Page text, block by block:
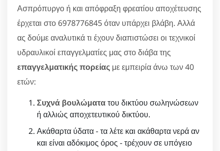
Ασπρόπυργο ή και απόφραξη φρεατίου αποχέτευσης
έρχεται στο 6978776845 όταν υπάρχει βλάβη. Αλλά
ας δούμε αναλυτικά τι έχουν διαπιστώσει οι τεχνικοί
υδραυλικοί επαγγελματίες μας στο διάβα της
επαγγελματικής πορείας με εμπειρία άνω των 40
ετών:
Συχνά βουλώματατου δικτύου σωληνώσεων
ή αλλιώς αποχετευτικού δικτύου.
Ακάθαρτα ύδατα - τα λέτε και ακάθαρτα νερά αν
και είναι αδόκιμος όρος - τρέχουν σε υπόγειο